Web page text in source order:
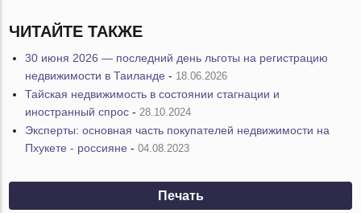
ЧИТАЙТЕ ТАКЖЕ
30 июня 2026 — последний день льготы на регистрацию
недвижимости в Таиланде - 18.06.2026
Тайская недвижимость в состоянии стагнации и
иностранный спрос - 28.10.2024
Эксперты: основная часть покупателей недвижимости на
Пхукете - россияне -04.08.2023
Печать